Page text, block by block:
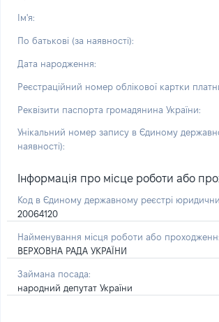
Ім'я:
По батькові (за наявності):
Дата народження:
Реєстраційний номер облікової картки
Реквізити паспорта громадянина України:
Унікальний номер запису в Єдиному
наявності):
Інформація про місце роботи або
Код в Єдиному державному реєстрі
20064120
Найменування місця роботи або
ВЕРХОВНА РАДА УКРАЇНИ
Займана посада:
народний депутат України